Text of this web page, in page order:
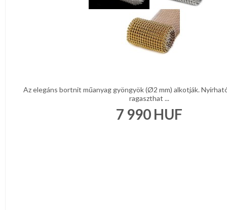
Az elegáns bortnit műanyag gyöngyök (Ø2 mm) alkotják.
ragaszthat ...
7 990 HUF